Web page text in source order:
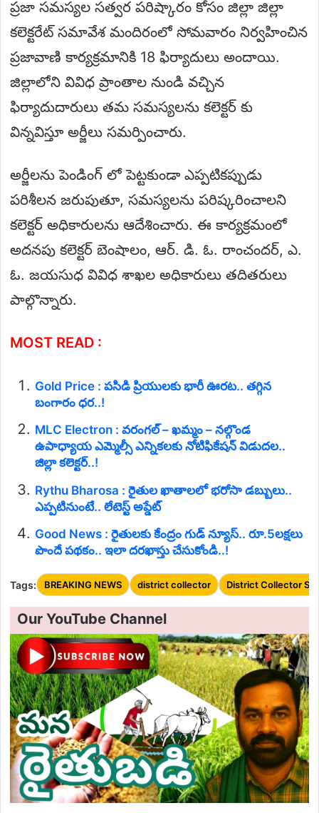
ప్రజా సమస్యల సత్వర పరిష్కారం కోసం జిల్లా జిల్లా
కలెక్టరేట్ సమావేశ మందిరంలో సోమవారం నిర్వహించిన
ప్రజావాణి కార్యక్రమానికి 18 ఫిర్యాదులు అందాయి.
జిల్లాలోని వివిధ ప్రాంతాల నుండి వచ్చిన
ఫిర్యాదుదారులు తమ సమస్యలను కలెక్టర్ కు
విన్నవిస్తూ అర్జీలు సమర్పించారు.
అర్జీలను పెండింగ్ లో పెట్టకుండా ఎప్పటికప్పుడు
పరిశీలన జరుపుతూ, సమస్యలను పరిష్కరించాలని
కలెక్టర్ అధికారులను ఆదేశించారు. ఈ కార్యక్రమంలో
అదనపు కలెక్టర్ బెంషాలం, ఆర్. డి. ఓ. రాంచందర్, ఎ.
ఓ. జయసుధ వివిధ శాఖల అధికారులు తదితరులు
పాల్గొన్నారు.
MOST READ :
Gold Price : పసిడి ప్రియులకు భారీ ఊరట.. తగ్గిన
బంగారం ధర..!
MLC Electron : వరంగల్ – ఖమ్మం – నల్గొండ
ఉపాధ్యాయ ఎమ్మెల్సీ ఎన్నికలకు నోటిఫికేషన్ విడుదల..
జిల్లా కలెక్టర్..!
Rythu Bharosa : రైతుల ఖాతాలలో భరోసా డబ్బులు..
ఎప్పటినుంటే.. లేటెస్ట్ అప్డేట్
Good News : రైతులకు కేంద్రం గుడ్ న్యూస్.. రూ.5లక్షలు
పొందే పథకం.. ఇలా దరఖాస్తు చేసుకోండి..!
Tags: BREAKING NEWS district collector District Collector
Our YouTube Channel